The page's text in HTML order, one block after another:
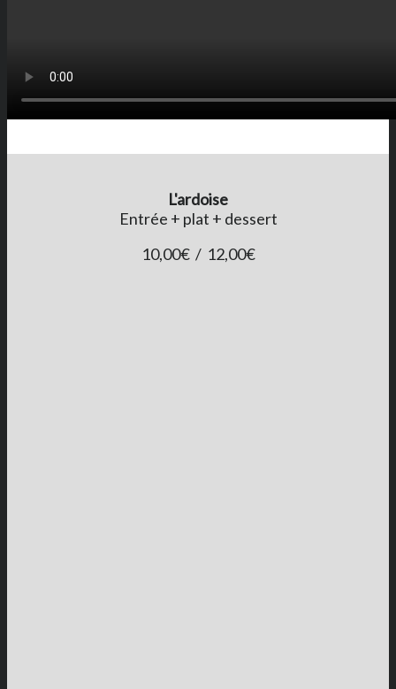
L'ardoise
Entrée + plat + dessert
10,00€ / 12,00€